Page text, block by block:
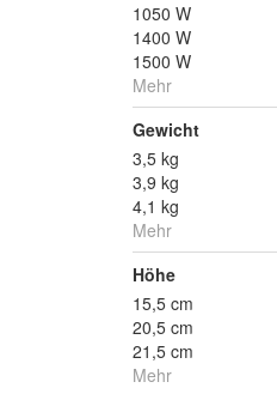
1050 W
1400 W
1500 W
Mehr
Gewicht
3,5 kg
3,9 kg
4,1 kg
Mehr
Höhe
15,5 cm
20,5 cm
21,5 cm
Mehr